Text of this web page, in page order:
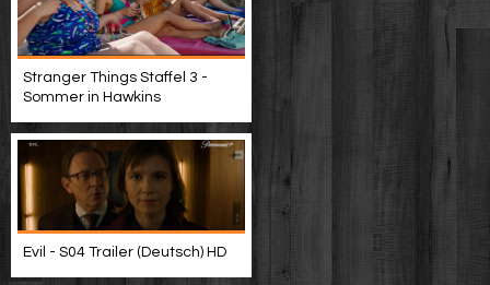
Stranger Things Staffel 3 -
Sommer in Hawkins
Evil - S04 Trailer (Deutsch) HD